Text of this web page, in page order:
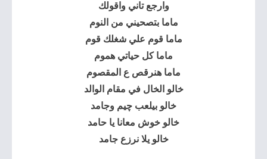
وارجع تاني واقولك
ماما بتصحيني من النوم
ماما قوم علي شغلك قوم
ماما كل حياتي هموم
ماما هنرقص ع المقصوم
خالو الخال في مقام الوالد
خالو بيلعب چيم وجامد
خالو خوش معانا يا حامد
خالو يلا نرزع جامد